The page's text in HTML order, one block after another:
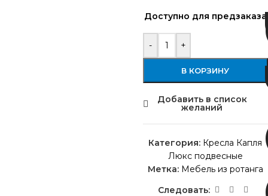
Доступно для предзаказа
- +
В КОРЗИНУ
Добавить в список
желаний
Категория: Кресла Капля
Люкс подвесные
Метка: Мебель из ротанга
Следовать: